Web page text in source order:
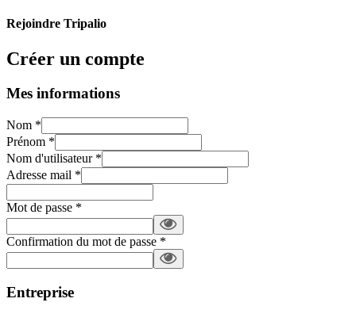
Rejoindre Tripalio
Créer un compte
Mes informations
Nom *
Prénom *
Nom d'utilisateur*
Adresse mail *
Mot de passe *
Confirmation du mot de passe *
Entreprise